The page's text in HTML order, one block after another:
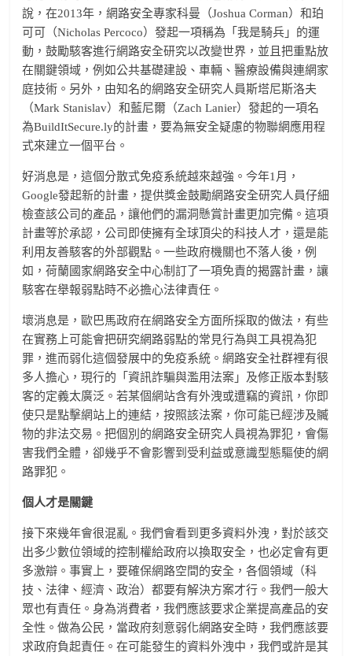
說，在2013年，網路安全專家科曼（Joshua Corman）和珀
可可（Nicholas Percoco）發起一項稱為「我是騎兵」的運
動，鼓勵駭客進行網路安全研究以改變世界，並且把重點放
在關鍵領域，例如公共基礎建設、車輛、醫療設備與連網家
庭技術。另外，由知名的網路安全研究人員斯塔尼斯洛夫
（Mark Stanislav）和藍尼爾（Zach Lanier）發起的一項名
為BuildItSecure.ly的計畫，要為無安全疑慮的物聯網應用程
式來建立一個平台。
好消息是，這個分散式免疫系統越來越強。今年1月，
Google發起新的計畫，提供獎金鼓勵網路安全研究人員仔細
檢查該公司的產品，讓他們的漏洞懸賞計畫更加完備。這項
計畫等於承認，公司即使擁有全球頂尖的科技人才，還是能
利用友善駭客的外部觀點。一些政府機關也不落人後，例
如，荷蘭國家網路安全中心制訂了一項免責的揭露計畫，讓
駭客在舉報弱點時不必擔心法律責任。
壞消息是，歐巴馬政府在網路安全方面所採取的做法，有些
在實務上可能會把研究網路弱點的常見行為與工具視為犯
罪，進而弱化這個發展中的免疫系統。網路安全社群裡有很
多人擔心，現行的「資訊詐騙與濫用法案」及修正版本對駭
客的定義太廣泛。若某個網站含有外洩或遭竊的資訊，你即
使只是點擊網站上的連結，按照該法案，你可能已經涉及贓
物的非法交易。把個別的網路安全研究人員視為罪犯，會傷
害我們全體，卻幾乎不會影響到受利益或意識型態驅使的網
路罪犯。
個人才是關鍵
接下來幾年會很混亂。我們會看到更多資料外洩，對於該交
出多少數位領域的控制權給政府以換取安全，也必定會有更
多激辯。事實上，要確保網路空間的安全，各個領域（科
技、法律、經濟、政治）都要有解決方案才行。我們一般大
眾也有責任。身為消費者，我們應該要求企業提高產品的安
全性。做為公民，當政府刻意弱化網路安全時，我們應該要
求政府負起責任。在可能發生的資料外洩中，我們或許是其